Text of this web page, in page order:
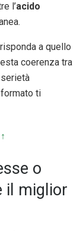
l’acido
a quello
coerenza tra
ti
o
il miglior